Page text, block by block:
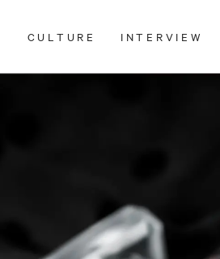
CULTURE INTERVIEW